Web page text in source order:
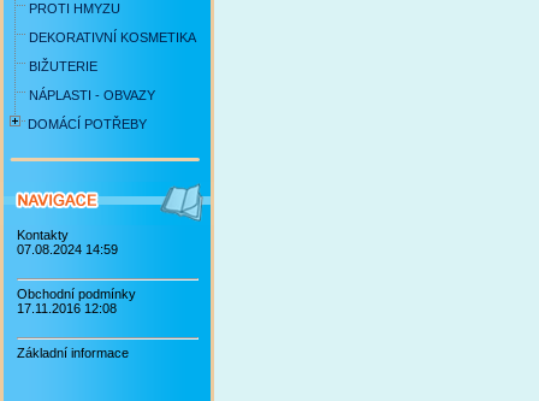
PROTI HMYZU
DEKORATIVNÍ KOSMETIKA
BIŽUTERIE
NÁPLASTI - OBVAZY
DOMÁCÍ POTŘEBY
Kontakty
07.08.2024 14:59
Obchodní podmínky
17.11.2016 12:08
Základní informace